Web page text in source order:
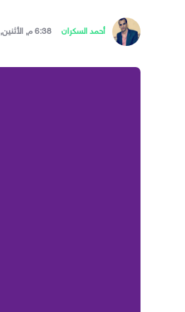
أحمد السكران 6:38 م, الأثنين, 17 يناير 2022